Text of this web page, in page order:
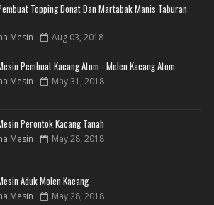
Topping Donat Dan Martabak Manis Taburan
Mesin Aug 03, 2018
Pembuat Kacang Atom - Molen Kacang Atom
Mesin May 31, 2018
Perontok Kacang Tanah
Mesin May 28, 2018
Aduk Molen Kacang
Mesin May 28, 2018